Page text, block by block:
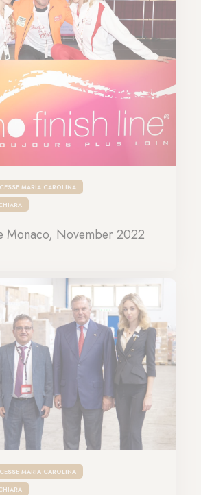
MARIA CAROLINA
Monaco, November 2022
MARIA CAROLINA